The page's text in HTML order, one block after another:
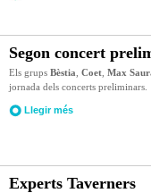
Segon concert
Els grups Bèstia Coet Max
jornada dels concerts preliminars.
Llegir més
Experts Taverners